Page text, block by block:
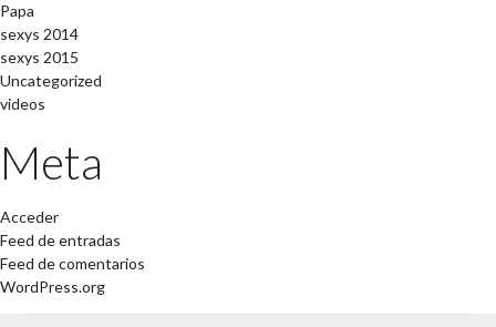
Papa
sexys 2014
sexys 2015
Uncategorized
videos
Meta
Acceder
Feed de entradas
Feed de comentarios
WordPress.org